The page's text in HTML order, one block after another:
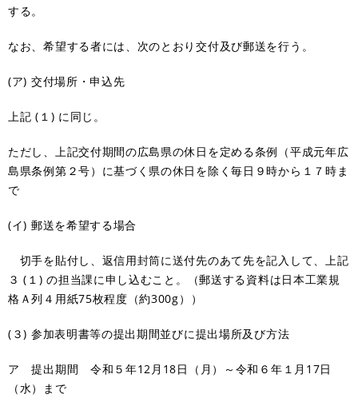
する。
なお、希望する者には、次のとおり交付及び郵送を行う。
(ア) 交付場所・申込先
上記 (１) に同じ。
ただし、上記交付期間の広島県の休日を定める条例（平成元年広
島県条例第２号）に基づく県の休日を除く毎日９時から１７時ま
で
(イ) 郵送を希望する場合
切手を貼付し、返信用封筒に送付先のあて先を記入して、上記
３ (１) の担当課に申し込むこと。（郵送する資料は日本工業規
格Ａ列４用紙75枚程度（約300g））
(３) 参加表明書等の提出期間並びに提出場所及び方法
ア 提出期間 令和５年12月18日（月）～令和６年１月17日
（水）まで